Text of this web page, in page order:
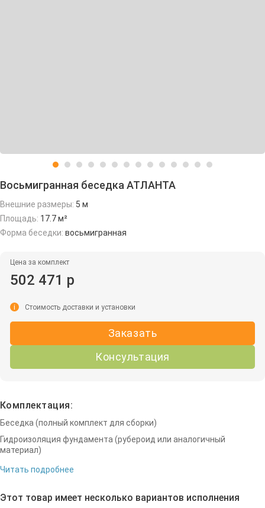
Восьмигранная беседка АТЛАНТА
Внешние размеры: 5 м
Площадь: 17.7 м²
Форма беседки: восьмигранная
Цена за комплект
502 471 р
Заказать
Консультация
i Стоимость доставки и установки
Комплектация:
Беседка (полный комплект для сборки)
Гидроизоляция фундамента (рубероид или аналогичный
материал)
Читать подробнее
Этот товар имеет несколько вариантов исполнения